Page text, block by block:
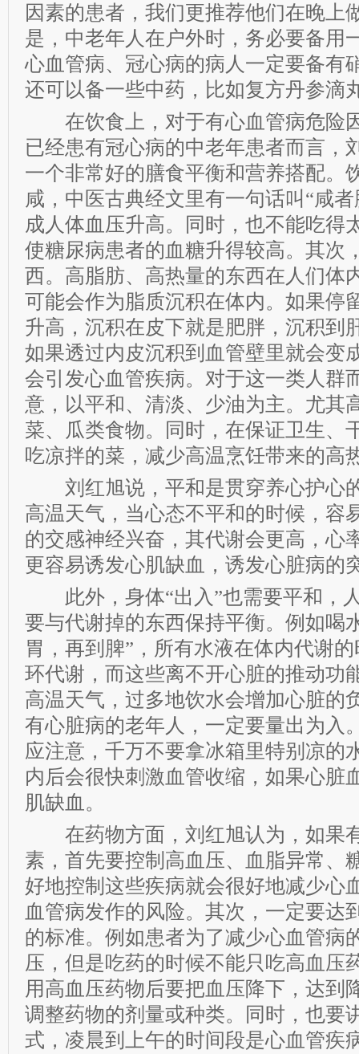
因素的患者，我们更推荐他们在晚上
是，中老年人在户外时，务必要备用
心血管病、冠心病的病人一定要备有
还可以备一些中药，比如复方丹参滴
在饮食上，对于有心血管病危险
已经患有冠心病的中老年患者而言，
一个非常好的膳食平衡和营养搭配。
咸，中医古典经文里有一句话叫“咸
成人体血压升高。同时，也不能吃得
使糖尿病患者的血糖升得较高。其次
西。高脂肪、高热量的东西在人们体
可能会作为脂质沉积在体内。如果停
升高，沉积在皮下就是肥胖，沉积到
如果透过内皮沉积到血管壁里就会变
会引发心血管疾病。对于这一类人群
意，以平和、清淡、少油为主。尤其
菜、瓜类食物。同时，在保证卫生、
吃凉拌的菜，减少高温烹饪带来的高
刘红旭说，平和是贯穿养心护心
高温天气，当心态不平和的时候，容
的交感神经兴奋，其代谢会更高，心
更容易诱发心肌缺血，诱发心脏病的
此外，身体“出入”也需要平和，
要与代谢掉的东西保持平衡。例如喝
胃，再到脾”，所有水液在体内代谢
环代谢，而这些离不开心脏的推动功
高温天气，过多地饮水会增加心脏的
有心脏病的老年人，一定要量出为入
应注意，千万不要拿冰箱里特别凉的
内后会很快刺激血管收缩，如果心脏
肌缺血。
在药物方面，刘红旭认为，如果
素，首先要控制高血压、血脂异常、
好地控制这些疾病就会很好地减少心
血管病发作的风险。其次，一定要达
的标准。例如患者为了减少心血管病
压，但是吃药的时候不能只吃高血压
用高血压药物后要把血压降下，达到
调整药物的剂量或种类。同时，也要
式，凌晨到上午的时间段是心血管疾